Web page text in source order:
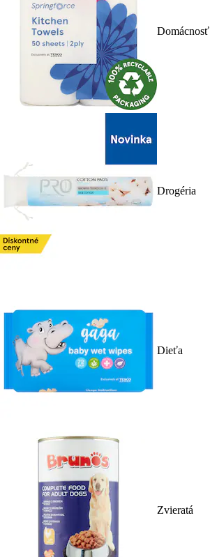
Domácnosť
Drogéria
Dieťa
Zvieratá